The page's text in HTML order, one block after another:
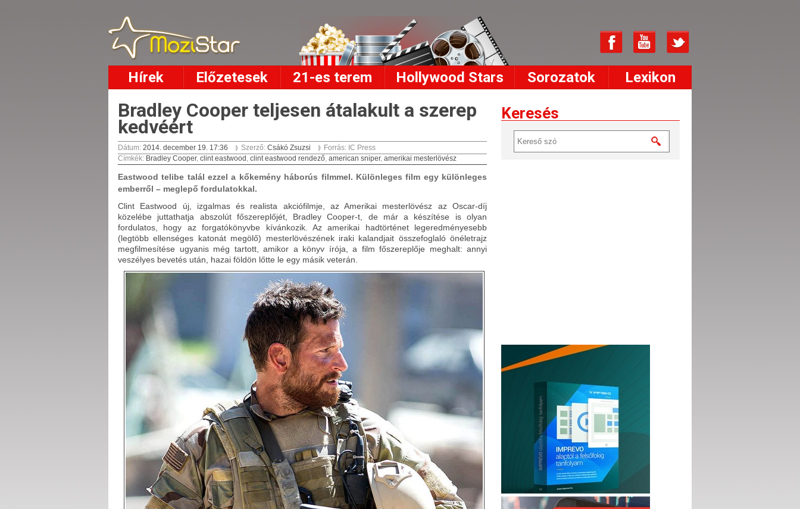
Hírek Előzetesek 21-es terem Hollywood Stars Sorozatok Lexikon
Bradley Cooper teljesen átalakult a szerep
kedvéért
Dátum: 2014. december 19. 17:36 Szerző: Csákó Zsuzsi
Forrás: IC Press
Címkék: Bradley Cooper, clint eastwood , clint eastwood rendező, american sniper, amerikai mesterlövész
Eastwood telibe talál ezzel a kőkemény háborús filmmel. Különleges film egy különleges
emberről – meglepő fordulatokkal.
Clint Eastwood új, izgalmas és realista akciófilmje, az Amerikai mesterlövész az Oscar-díj
közelébe juttathatja abszolút főszereplőjét, Bradley Cooper-t, de már a készítése is olyan
fordulatos, hogy az forgatókönyvbe kívánkozik. Az amerikai hadtörténet legeredményesebb
(legtöbb ellenséges katonát megölő) mesterlövészének iraki kalandjait összefoglaló önéletrajz
megfilmesítése ugyanis még tartott, amikor a könyv írója, a film főszereplője meghalt: annyi
veszélyes bevetés után, hazai földön lőtte le egy másik veterán.
Keresés